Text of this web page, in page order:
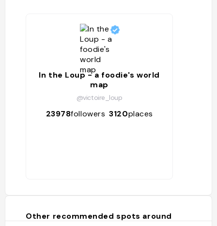
In the Loup - a foodie's world
map
@victoire_loup
23978followers 3120places
Other recommended spots around